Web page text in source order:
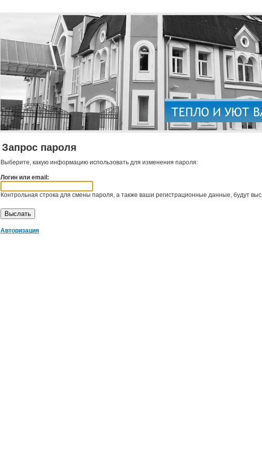
Запрос пароля
Выберите, какую информацию использовать для изменения пароля:
Логин или email:
Контрольная строка для смены пароля, а также ваши регистрационные данные, будут
Авторизация